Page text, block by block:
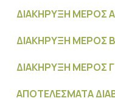
ΔΙΑΚΗΡΥΞΗ ΜΕΡΟΣ Α
ΔΙΑΚΗΡΥΞΗ ΜΕΡΟΣ Β
ΔΙΑΚΗΡΥΞΗ ΜΕΡΟΣ Γ
ΑΠΟΤΕΛΕΣΜΑΤΑ